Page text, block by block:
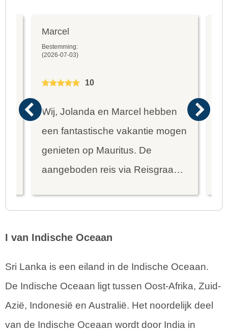
Marcel
Bestemming:
(2026-07-03)
10
Wij, Jolanda en Marcel hebben
een fantastische vakantie mogen
genieten op Mauritus. De
aangeboden reis via Reisgraag
mooie dingen van het eiland te
I van Indische Oceaan
Sri Lanka is een eiland in de Indische Oceaan.
De Indische Oceaan ligt tussen Oost-Afrika, Zuid-
Azië, Indonesië en Australië. Het noordelijk deel
van de Indische Oceaan wordt door India in